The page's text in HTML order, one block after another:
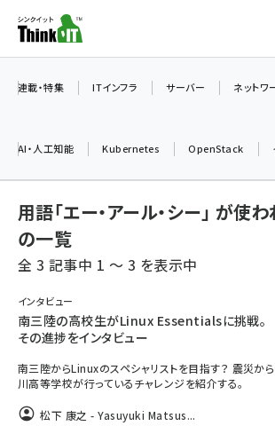
ン
ツ
加藤銘のチーム貢献～仲間と築いた
iot女子会 (2295)
北海道をのんびり旅する晴山佳須夫
drupal (1966)
genai (1494)
連載・特集 ITインフラ サーバー ネットワ
AI・人工知能 Kubernetes OpenStack
用語「エー・アール・シー」 が使
の一覧
全 3 記事中 1 ～ 3 を表示中
インタビュー
南三陸の高校生がLinux Essentialsに挑戦。
その進捗をインタビュー
南三陸からLinuxのスペシャリストを目指す？ 震災か
川高等学校が行っているチャレンジを紹介する。
松下 康之 - Yasuyuki Matsus...